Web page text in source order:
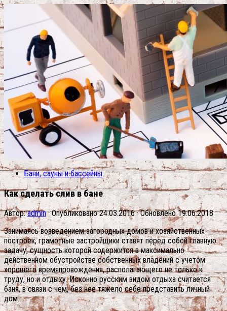
Бани, сауны и бассейны
Как сделать слив в бане
Автор:admin · Опубликовано24.03.2016· Обновлено19.06.2018
Занимаясь возведением загородных домов и хозяйственных
построек, грамотные застройщики ставят перед собой главную
задачу, сущность которой содержится в максимально
действенном обустройстве собственных владений с учетом
хорошего времяпровождения, располагающего не только к
труду, но и отдыху. Исконно русским видом отдыха считается
баня, в связи с чем, без нее тяжело себе представить личный
дом.